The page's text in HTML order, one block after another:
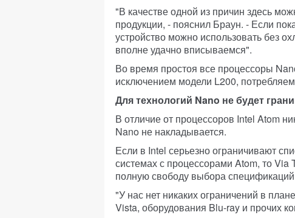
"В качестве одной из причин здесь
продукции, - пояснил Браун. - Если
устройство можно использовать без
вполне удачно вписываемся".
Во время простоя все процессоры
исключением модели L200,
Для технологий Nano не будет
В отличие от процессоров Intel Atom
Nano не накладывается.
Если в Intel серьезно ограничивают
системах с процессорами Atom, то Via
полную свободу выбора
"У нас нет никаких ограничений в
Vista, оборудования Blu-ray и прочих